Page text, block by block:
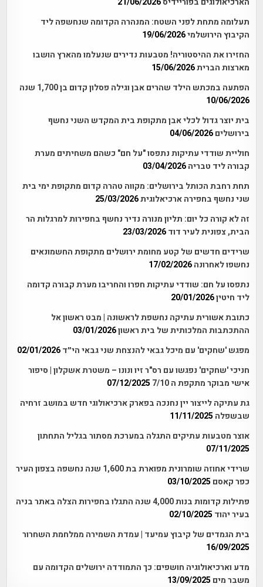
תעלומה מתחת לפני השטח: המנהרה הקדומה שנחשפה ליד
הקיבוץ הירושלמי19/06/2026
החזירו את ההיסטוריה! מטבעות נדירים שנעלמו מהארץ הושבו
מארצות הברית15/06/2026
הפתעה במכתש הילד שהרים אבן וגילה פסלון קדום בן 1,700 שנה
10/06/2026
בית יוצר גדול לכלי אבן מתקופת בית המקדש השני נחשף
בירושלים 04/06/2026
חוליית שודדי עתיקות נתפסו "על חם" כשהם משחיתים מערת
קבורה ליד טבריה 03/04/2026
תחת רחבת הכותל בירושלים: מקווה טהרה קדום מתקופת ימי בית
שני נחשף בחפירה ארכיאלוגית25/03/2026
זה לא קורה כל יום: תליון מנורה נדיר נחשף בחפירות למרגלות הר
הבית, צפונית לעיר דוד 23/03/2026
שרידים חדשים של קטע מחומת ירושלים מתקופת החשמונאים
נחשפו לאחרונה 17/02/2026
נתפסו על חם: שודדי עתיקות חפרו והחריבו מערת קבורה קדומה
ליד חיטין20/01/2026
כתובת אשורית עתיקה נחשפת לראשונה | מבט ראשון אל
ההתכתבות המלכותית של בית ראשון03/01/2026
מפגש 'שחקים' עם מיכל גבאי להנצחת שני גבאי הי״ד 02/01/2026
חניכי 'שחקים' נפגשו עם רס"ר זיו ונונו – משטרת אשקלון | סיפור
אישי מבוקר מתקפת ה 7/10
07/12/2025
גת עתיקה לייצור יין נחנכה בפארק ארכיאולוגי חדש במושב זרחיה
שבשפלה 11/11/2025
אוצר מטבעות עתיקים התגלה במערכת מסתור בגליל התחתון
07/11/2025
שרידי אחוזה שומרונית מפוארת בת 1,600 שנה נחשפה בצפון העיר
כפר קאסם 03/10/2025
פתילות קדומות בנות 4,000 שנה התגלו בחפירות הצלה באתר בניה
בעיר יהוד 02/10/2025
בית הגמדים של קיבוץ עמיעד | עמדת השמירה ממלחמת השחרור
16/09/2025
מדע וארכיאולוגיה חושפים: כך התמודדה ירושלים הקדומה עם
משבר מים 13/09/2025